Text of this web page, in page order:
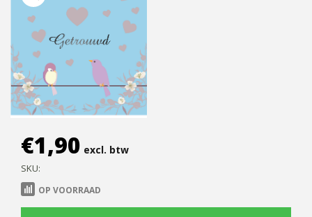
€1,90 excl. btw
SKU:
OP VOORRAAD